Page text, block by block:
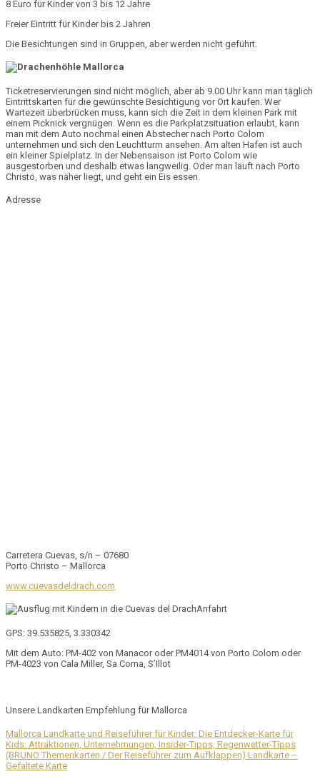
8 Euro für Kinder von 3 bis 12 Jahre
Freier Eintritt für Kinder bis 2 Jahren
Die Besichtungen sind in Gruppen, aber werden nicht geführt.
Ticketreservierungen sind nicht möglich , aber ab 9.00 Uhrkann man täglich
Eintrittskarten für die gewünschte Besichtigung vor Ort kaufen. Wer
Wartezeit überbrücken muss, kann sich die Zeit in dem kleinen Park mit
einem Picknick vergnügen. Wenn es die Parkplatzsituation erlaubt, kann
man mit dem Auto nochmal einen Abstecher nach Porto Colom
unternehmen und sich den Leuchtturm ansehen. Am alten Hafen ist auch
ein kleinerSpielplatz . In der Nebensaison ist Porto Colom wie
ausgestorben und deshalb etwas langweilig. Oder man läuft nach Porto
Christo , was näher liegt, und geht ein Eis essen.
Adresse
Carretera Cuevas, s/n – 07680
Porto Christo – Mallorca
www.cuevasdeldrach.com
Anfahrt
GPS: 39.535825, 3.330342
Mit dem Auto: PM-402 von Manacor oder PM4014 von Porto Colom oder
PM-4023 von Cala Miller, Sa Coma, S’Illot
Unsere Landkarten Empfehlung für Mallorca
Mallorca Landkarte und Reiseführer für Kinder: Die Entdecker-Karte für
Kids: Attraktionen, Unternehmungen, Insider-Tipps, Regenwetter-Tipps
(BRUNO Themenkarten / Der Reiseführer zum Aufklappen) Landkarte –
Gefaltete Karte